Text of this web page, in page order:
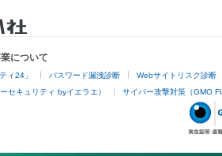
について
ィ24」 パスワード漏洩診断 Webサイトリスク診断
セキュリティ byイエラエ） サイバー攻撃対策（GMO